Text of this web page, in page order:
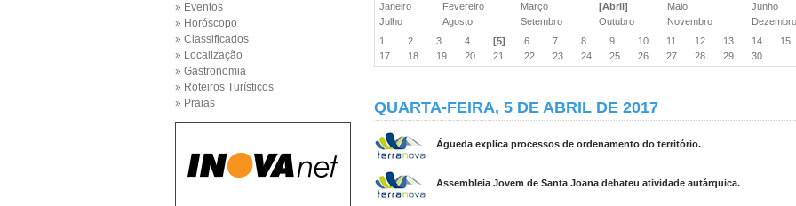
» Eventos
» Horóscopo
» Classificados
» Localização
» Gastronomia
» Roteiros Turísticos
» Praias
Janeiro
Fevereiro Março [Abril] Maio
Junho
Julho
Agosto Setembro Outubro Novembro
Dezembro
1
2 3 4 [5] 6 7 8 9 10 11 12 13 14 15
17
18 19 20 21 22 23 24 25 26 27 28 29 30
QUARTA-FEIRA, 5 DE ABRIL DE 2017
Águeda explica processos de ordenamento do território.
Assembleia Jovem de Santa Joana debateu atividade autárquica.